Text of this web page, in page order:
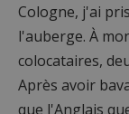
Cologne, j'ai
l'auberge. À
colocataires,
Après avoir
que l'Anglais